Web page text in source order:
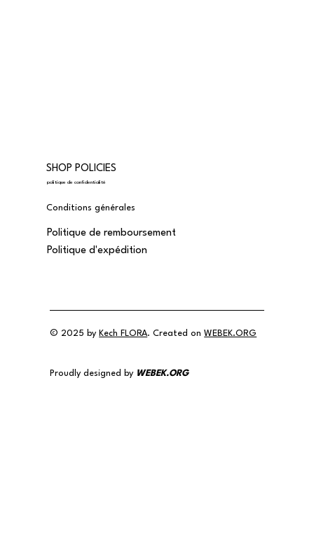
SHOP POLICIES
politique de confidentialité
Conditions générales
Politique de remboursement
Politique d'expédition
© 2025 by Kech FLORA. Created onWEBEK.ORG
Proudly designed by WEBEK.ORG